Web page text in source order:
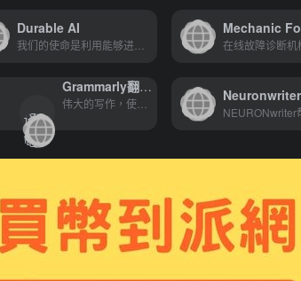
Durable AI Mechanic
译
站
点
">
Grammarly翻译站点
伟大的写作，使用 Grammarly 的新 AI 桌面 Windows 应用程序撰写大胆、清晰、无错误的文章。 Neuronwriter